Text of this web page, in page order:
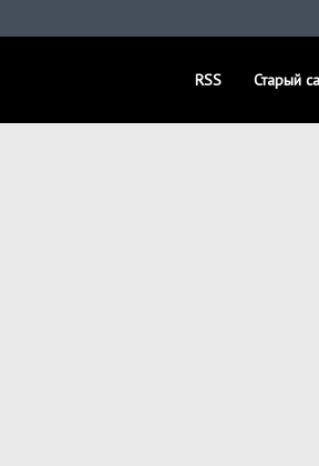
RSS Старый